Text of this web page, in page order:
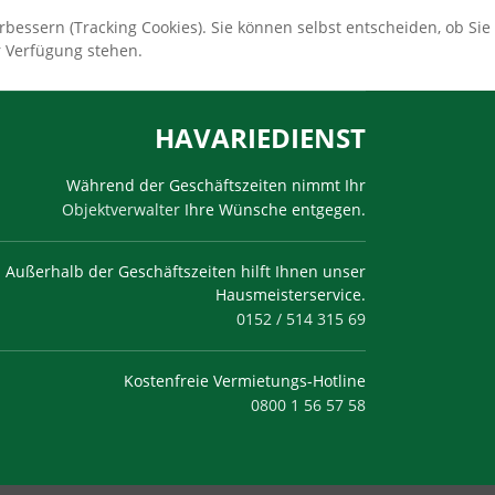
HAVARIEDIENST
Während der Geschäftszeiten nimmt Ihr
Objektverwalter Ihre Wünsche entgegen.
Außerhalb der Geschäftszeiten hilft Ihnen unser
Hausmeisterservice.
0152 / 514 315 69
Kostenfreie Vermietungs-Hotline
0800 1 56 57 58
(Tracking Cookies). Sie können selbst entscheiden, ob Sie
stehen.